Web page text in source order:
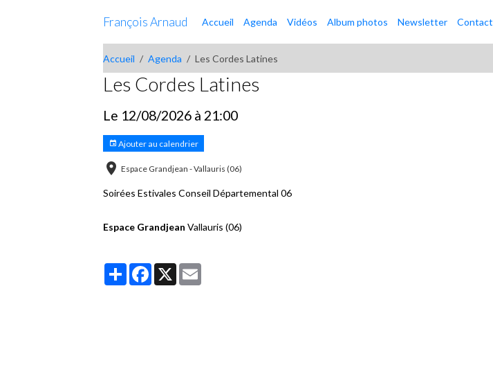
François Arnaud Accueil Agenda Vidéos Album photos Newsletter Contact
Accueil Agenda Les Cordes Latines
Les Cordes Latines
Le 12/08/2026 à 21:00
Ajouter au calendrier
Espace Grandjean - Vallauris (06)
Soirées Estivales Conseil Départemental 06
Espace Grandjean Vallauris (06)
PartagerFacebook
X